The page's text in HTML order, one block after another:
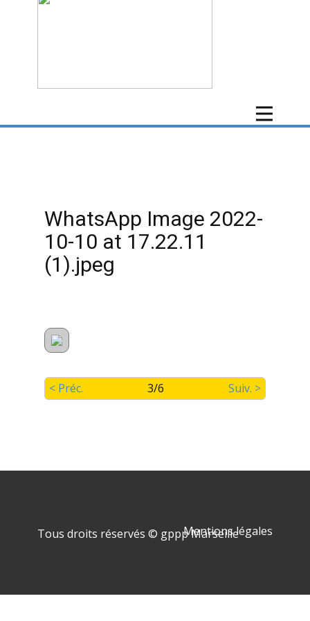
WhatsApp Image 2022-
10-10 at 17.22.11
(1).jpeg
< Préc. 3/6 Suiv. >
Tous droits réservés © gppp Marseille
Mentions légales